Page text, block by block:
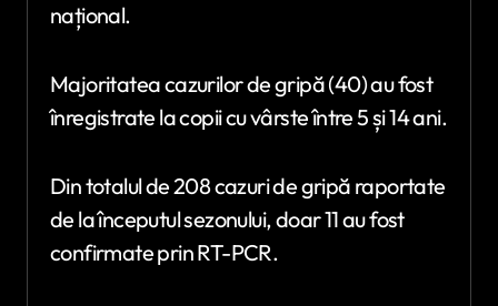
național.
Majoritatea cazurilor de gripă (40) au fost
înregistrate la copii cu vârste între 5 și 14 ani.
Din totalul de 208 cazuri de gripă raportate
de la începutul sezonului, doar 11 au fost
confirmate prin RT-PCR.